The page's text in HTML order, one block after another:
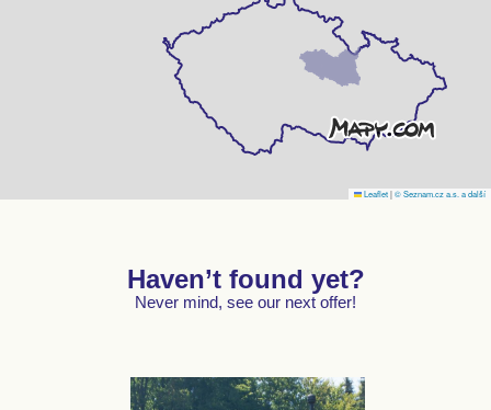
Leaflet|© Seznam.cz a.s. a další
Haven’t found yet?
Never mind, see our next offer!